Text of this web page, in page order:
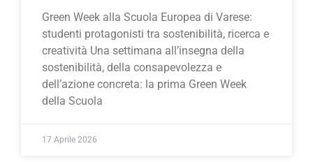
Green Week alla Scuola Europea di Varese:
studenti protagonisti tra sostenibilità, ricerca e
creatività Una settimana all’insegna della
sostenibilità, della consapevolezza e
dell’azione concreta: la prima Green Week
della Scuola
17 Aprile 2026